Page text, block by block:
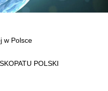
w Polsce
POLSKI